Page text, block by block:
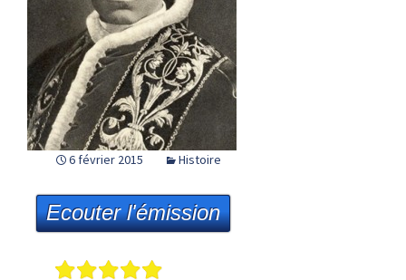
6 février 2015 Histoire
Ecouter l'émission